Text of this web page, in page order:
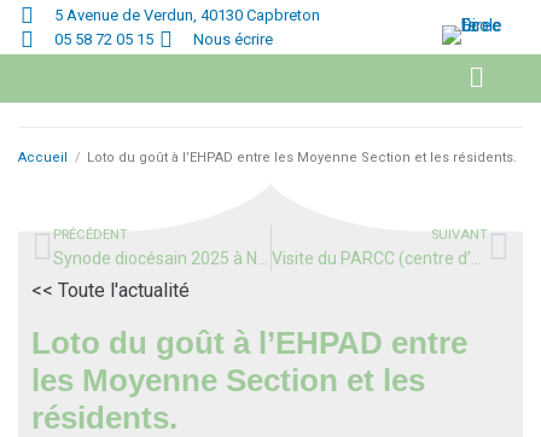
5 Avenue de Verdun, 40130 Capbreton
05 58 72 05 15
Nous écrire
Accueil / Loto du goût à l’EHPAD entre les Moyenne Section et les résidents.
PRÉCÉDENT SUIVANT
<< Toute l'actualité
Loto du goût à l’EHPAD entre
les Moyenne Section et les
résidents.